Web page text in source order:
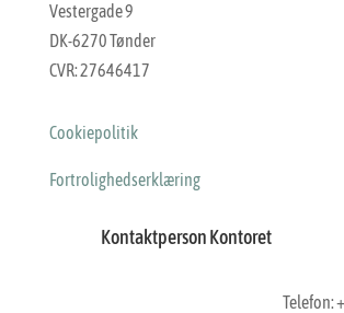
Vestergade 9
DK-6270 Tønder
CVR: 27646417
Cookiepolitik
Fortrolighedserklæring
Kontaktperson Kontoret
Telefon: